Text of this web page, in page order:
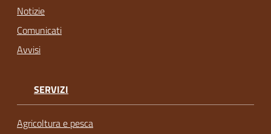
Notizie
Comunicati
Avvisi
SERVIZI
Agricoltura e pesca